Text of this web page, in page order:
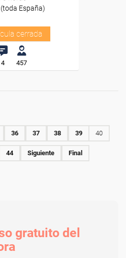
España)
cerrada
4 457
36 37 38 39 40
44 Siguiente Final
gratuito del